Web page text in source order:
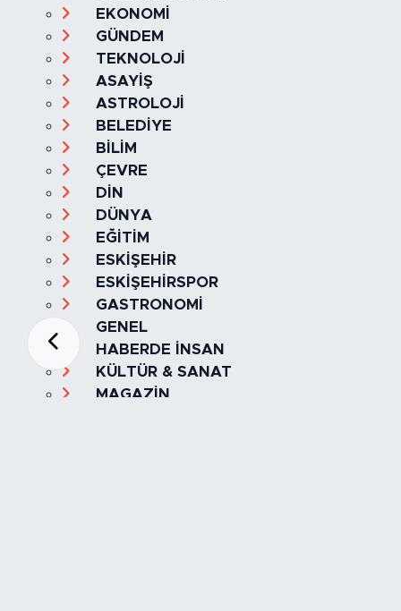
EKONOMİ
GÜNDEM
TEKNOLOJİ
ASAYİŞ
ASTROLOJİ
BELEDİYE
BİLİM
ÇEVRE
DİN
DÜNYA
EĞİTİM
ESKİŞEHİR
ESKİŞEHİRSPOR
GASTRONOMİ
GENEL
HABERDE İNSAN
KÜLTÜR & SANAT
MAGAZİN